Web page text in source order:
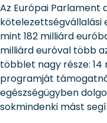
Az Európai Parlament
kötelezettségvállalási
mint 182 milliárd
milliárd euróval több
többlet nagy része: 14
programját
egészségügyben
sokmindenki mást